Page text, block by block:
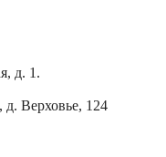
д. 1.
Верховье, 124